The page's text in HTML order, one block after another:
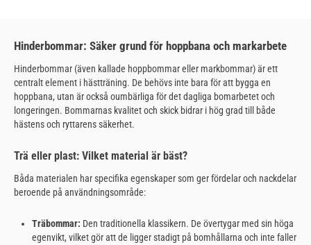
Hinderbommar: Säker grund för hoppbana och markarbete
Hinderbommar (även kallade hoppbommar eller markbommar) är ett
centralt element i hästträning. De behövs inte bara för att bygga en
hoppbana, utan är också oumbärliga för det dagliga bomarbetet och
longeringen. Bommarnas kvalitet och skick bidrar i hög grad till både
hästens och ryttarens säkerhet.
Trä eller plast: Vilket material är bäst?
Båda materialen har specifika egenskaper som ger fördelar och nackdelar
beroende på användningsområde:
Träbommar: Den traditionella klassikern. De övertygar med sin höga
egenvikt, vilket gör att de ligger stadigt på bomhållarna och inte faller